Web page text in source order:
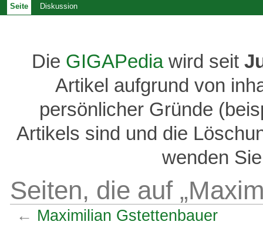
Die GIGAPediawird seit
Artikel aufgrund von
persönlicher Gründe
Artikels sind und die
wenden
Seiten, die auf
← Maximilian Gstettenbauer
Seite Diskussion